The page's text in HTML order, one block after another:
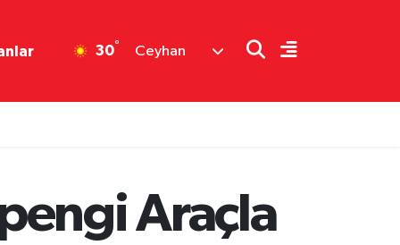
30° Ceyhan
Araçla